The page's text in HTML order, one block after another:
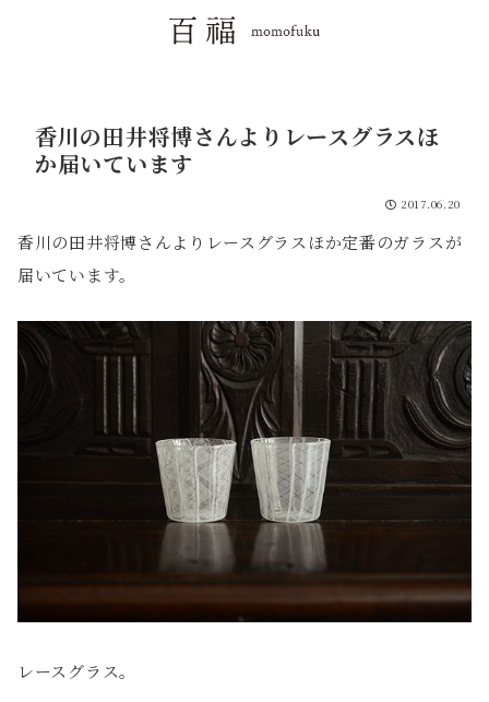
香川の田井将博さんよりレースグラスほ
か届いています
2017.06.20
香川の田井将博さんよりレースグラスほか定番のガラスが
届いています。
レースグラス。